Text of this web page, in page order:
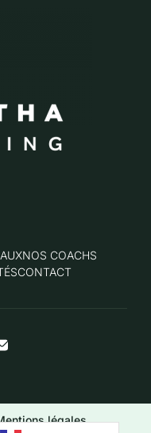
NOS COACHS
CONTACT
légales